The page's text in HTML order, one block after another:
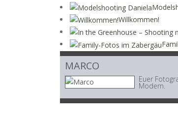
Willkommen!
MARCO
Euer
Modern.